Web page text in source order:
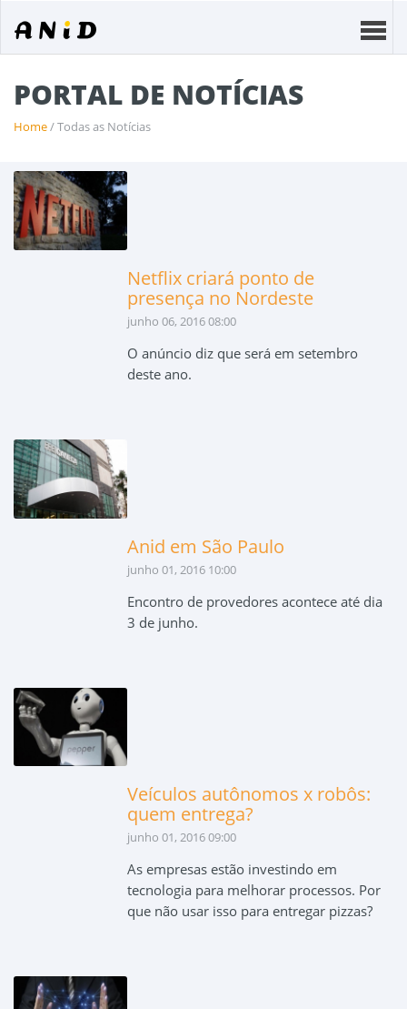
PORTAL DE NOTÍCIAS
Home/ Todas as Notícias
Netflix criará ponto de
presença no Nordeste
junho 06, 2016 08:00
O anúncio diz que será em setembro
deste ano.
Anid em São Paulo
junho 01, 2016 10:00
Encontro de provedores acontece até dia
3 de junho.
Veículos autônomos x robôs:
quem entrega?
junho 01, 2016 09:00
As empresas estão investindo em
tecnologia para melhorar processos. Por
que não usar isso para entregar pizzas?